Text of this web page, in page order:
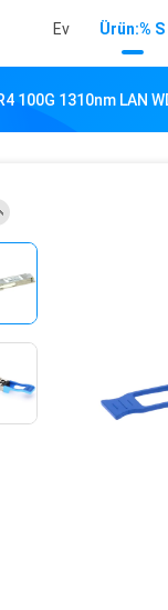
Ev Ürün:% S
100G 1310nm LAN